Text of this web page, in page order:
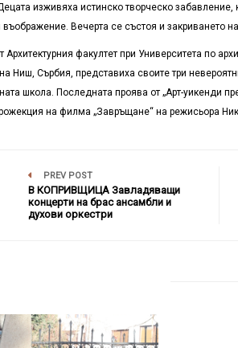
изживяха истинско творческо
въображение. Вечерта се състоя и закриването
Архитектурния факултет при Университета по
Ниш, Сърбия, представиха своите три
школа. Последната проява от „Арт-уикенди
на филма „Завръщане“ на режисьора
PREV POST
В КОПРИВЩИЦА Завладяващи
концерти на брас ансамбли и
духови оркестри